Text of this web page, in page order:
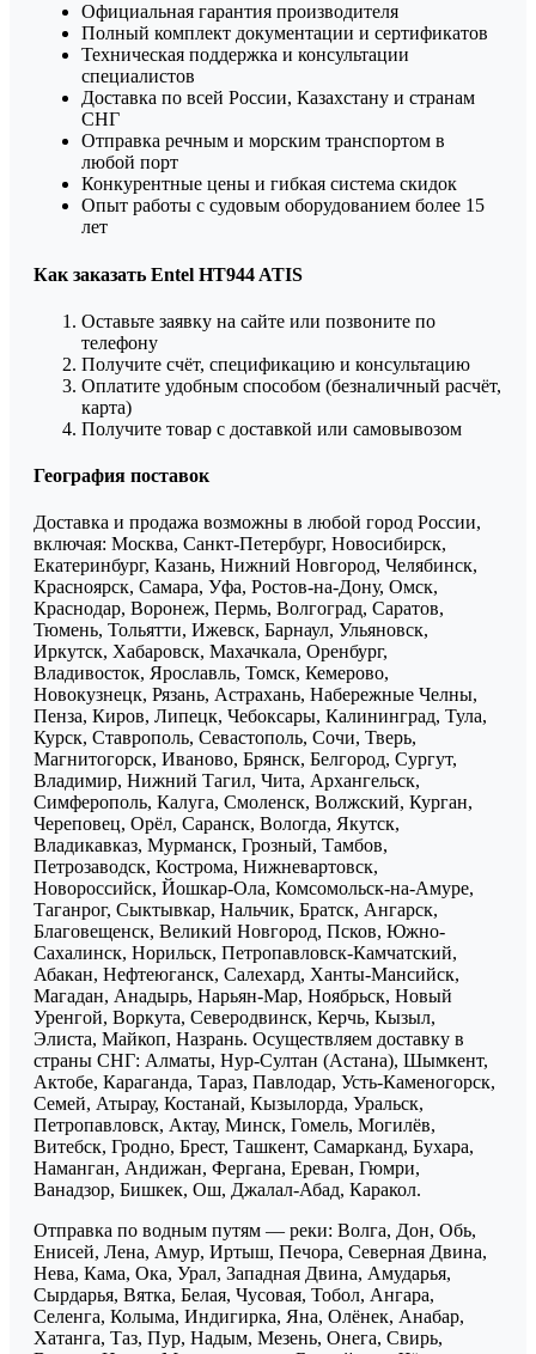
Официальная гарантия производителя
Полный комплект документации и сертификатов
Техническая поддержка и консультации
специалистов
Доставка по всей России, Казахстану и странам
СНГ
Отправка речным и морским транспортом в
любой порт
Конкурентные цены и гибкая система скидок
Опыт работы с судовым оборудованием более 15
лет
Как заказать Entel HT944 ATIS
Оставьте заявку на сайте или позвоните по
телефону
Получите счёт, спецификацию и консультацию
Оплатите удобным способом (безналичный расчёт,
карта)
Получите товар с доставкой или самовывозом
География поставок
Доставка и продажа возможны в любой город России,
включая: Москва, Санкт-Петербург, Новосибирск,
Екатеринбург, Казань, Нижний Новгород, Челябинск,
Красноярск, Самара, Уфа, Ростов-на-Дону, Омск,
Краснодар, Воронеж, Пермь, Волгоград, Саратов,
Тюмень, Тольятти, Ижевск, Барнаул, Ульяновск,
Иркутск, Хабаровск, Махачкала, Оренбург,
Владивосток, Ярославль, Томск, Кемерово,
Новокузнецк, Рязань, Астрахань, Набережные Челны,
Пенза, Киров, Липецк, Чебоксары, Калининград, Тула,
Курск, Ставрополь, Севастополь, Сочи, Тверь,
Магнитогорск, Иваново, Брянск, Белгород, Сургут,
Владимир, Нижний Тагил, Чита, Архангельск,
Симферополь, Калуга, Смоленск, Волжский, Курган,
Череповец, Орёл, Саранск, Вологда, Якутск,
Владикавказ, Мурманск, Грозный, Тамбов,
Петрозаводск, Кострома, Нижневартовск,
Новороссийск, Йошкар-Ола, Комсомольск-на-Амуре,
Таганрог, Сыктывкар, Нальчик, Братск, Ангарск,
Благовещенск, Великий Новгород, Псков, Южно-
Сахалинск, Норильск, Петропавловск-Камчатский,
Абакан, Нефтеюганск, Салехард, Ханты-Мансийск,
Магадан, Анадырь, Нарьян-Мар, Ноябрьск, Новый
Уренгой, Воркута, Северодвинск, Керчь, Кызыл,
Элиста, Майкоп, Назрань. Осуществляем доставку в
страны СНГ: Алматы, Нур-Султан (Астана), Шымкент,
Актобе, Караганда, Тараз, Павлодар, Усть-Каменогорск,
Семей, Атырау, Костанай, Кызылорда, Уральск,
Петропавловск, Актау, Минск, Гомель, Могилёв,
Витебск, Гродно, Брест, Ташкент, Самарканд, Бухара,
Наманган, Андижан, Фергана, Ереван, Гюмри,
Ванадзор, Бишкек, Ош, Джалал-Абад, Каракол.
Отправка по водным путям — реки: Волга, Дон, Обь,
Енисей, Лена, Амур, Иртыш, Печора, Северная Двина,
Нева, Кама, Ока, Урал, Западная Двина, Амударья,
Сырдарья, Вятка, Белая, Чусовая, Тобол, Ангара,
Селенга, Колыма, Индигирка, Яна, Олёнек, Анабар,
Хатанга, Таз, Пур, Надым, Мезень, Онега, Свирь,